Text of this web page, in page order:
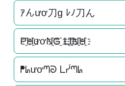
ｱんươ刀g ﾚﾉ刀ん
P҈H҈ươN҈G҈ L҈I҈N҈H҈
ᖰᖺươᘉᘐ ᒪᓮᘉᖺ